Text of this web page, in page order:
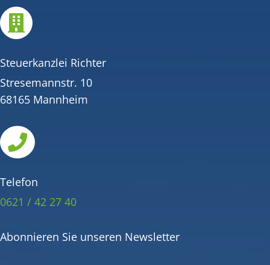

Steuerkanzlei Richter
Stresemannstr. 10
68165 Mannheim

Telefon
0621 / 42 27 40
Abonnieren Sie unseren Newsletter